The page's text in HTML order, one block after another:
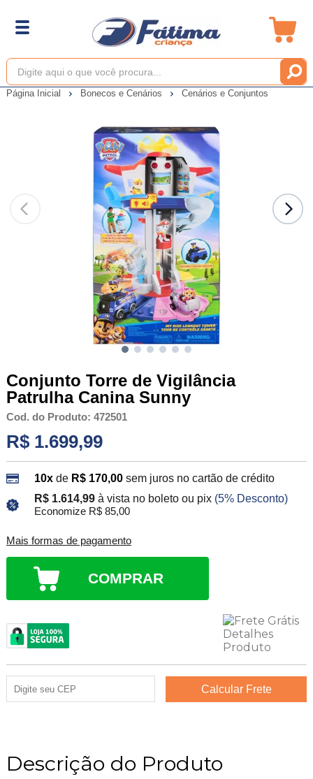
Página Inicial Bonecos e Cenários Cenários e Conjuntos
Conjunto Torre de Vigilância
Patrulha Canina Sunny
Cod. do Produto: 472501
R$ 1.699,99
10xde R$ 170,00 sem juros no cartão de crédito
R$ 1.614,99 à vista no boleto ou pix (5% Desconto)
Economize R$ 85,00
Mais formas de pagamento
COMPRAR
Descrição do Produto